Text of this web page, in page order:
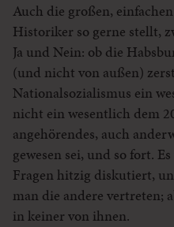
Auch die großen,
Historiker so gerne stellt,
Ja und Nein: ob die
(und nicht von außen)
Nationalsozialismus ein
nicht ein wesentlich dem
angehörendes, auch
gewesen sei, und so fort.
Fragen hitzig diskutiert,
man die andere vertreten;
in keiner von ihnen.